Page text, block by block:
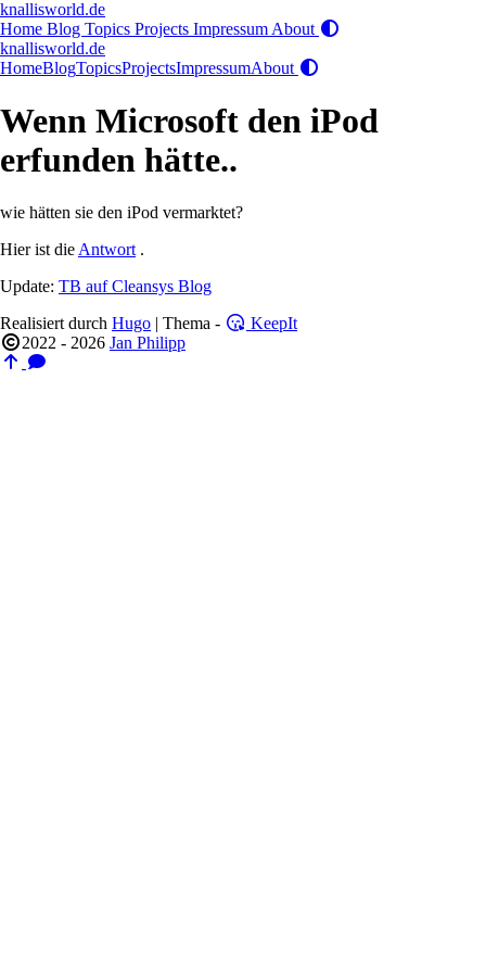
knallisworld.de
Home Blog Topics Projects Impressum About
knallisworld.de
HomeBlogTopicsProjectsImpressumAbout
Wenn Microsoft den iPod
erfunden hätte..
wie hätten sie den iPod vermarktet?
Hier ist die Antwort .
Update: TB auf Cleansys Blog
Realisiert durch Hugo | Thema -
KeepIt
2022 - 2026 Jan Philipp